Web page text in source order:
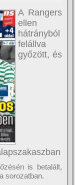
A Rangers
ellen
hátrányból
felállva
győzött, és
is betalált,
sorozatban.